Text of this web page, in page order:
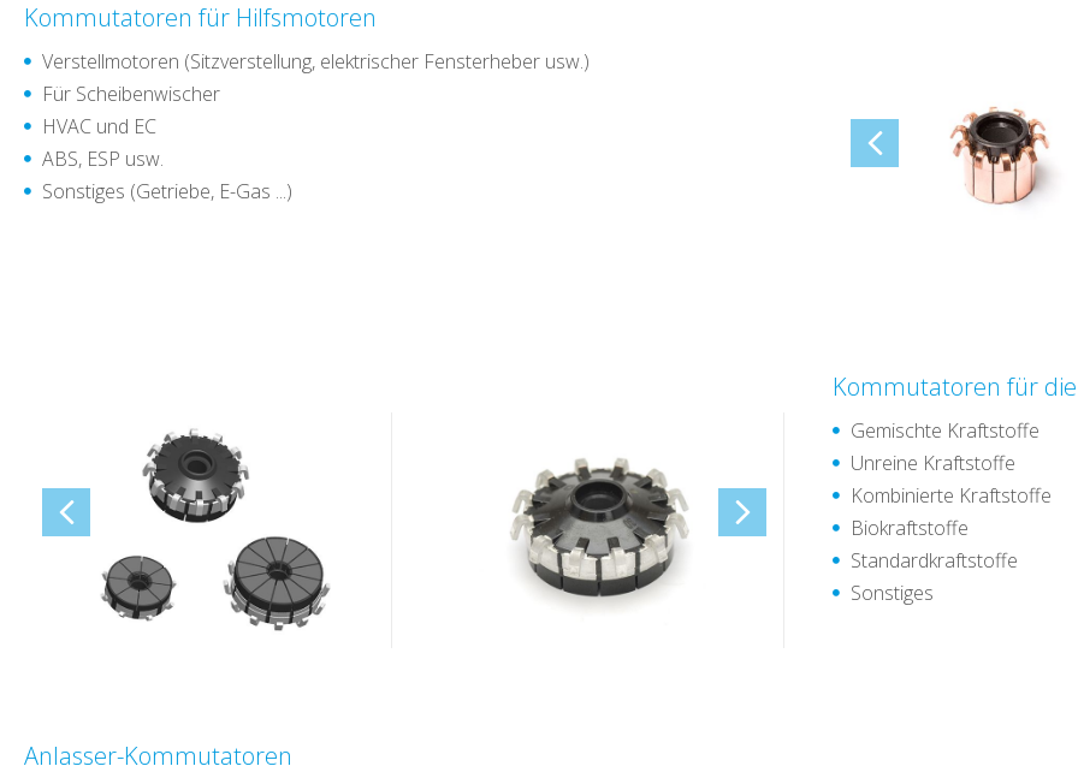
Kommutatoren für Hilfsmotoren
Verstellmotoren (Sitzverstellung, elektrischer Fensterheber usw.)
Für Scheibenwischer
HVAC und EC
ABS, ESP usw.
Sonstiges (Getriebe, E-Gas ...)
Kommutatoren für
Gemischte Kraftstoffe
Unreine Kraftstoffe
Kombinierte Kraftstoffe
Biokraftstoffe
Standardkraftstoffe
Sonstiges
Anlasser-Kommutatoren